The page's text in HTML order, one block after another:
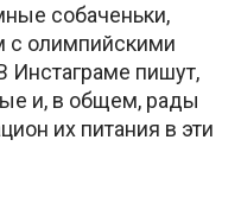
собаченьки,
с олимпийскими
Инстаграме пишут,
и, в общем, рады
их питания в эти